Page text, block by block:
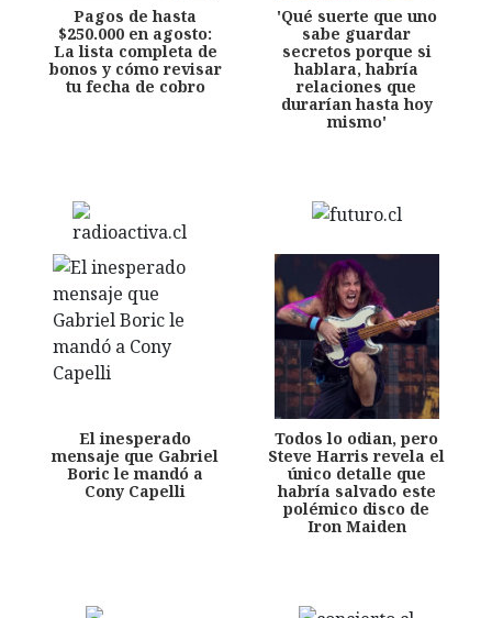
Pagos de hasta
$250.000 en agosto:
La lista completa de
bonos y cómo revisar
tu fecha de cobro
'Qué suerte que uno
sabe guardar
secretos porque si
hablara, habría
relaciones que
durarían hasta hoy
mismo'
El inesperado
mensaje que Gabriel
Boric le mandó a
Cony Capelli
Todos lo odian, pero
Steve Harris revela el
único detalle que
habría salvado este
polémico disco de
Iron Maiden